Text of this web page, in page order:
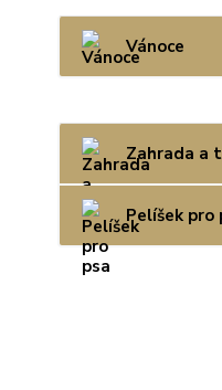
Vánoce
Zahrada a
Pelíšek pro